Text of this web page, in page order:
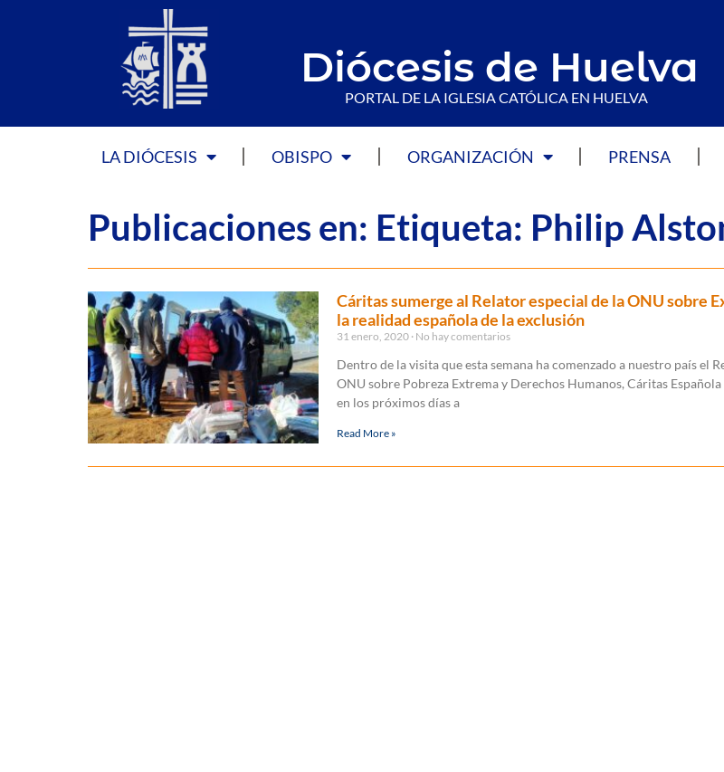
Diócesis de Huelva
PORTAL DE LA IGLESIA CATÓLICA EN HUELVA
LA DIÓCESIS OBISPO ORGANIZACIÓN PRENSA
Publicaciones en: Etiqueta: Philip
Cáritas sumerge al Relator especial de la ONU sobre
la realidad española de la exclusión
31 enero, 2020 No hay comentarios
Dentro de la visita que esta semana ha comenzado a nuestro país el
ONU sobre Pobreza Extrema y Derechos Humanos, Cáritas
en los próximos días a
Read More »